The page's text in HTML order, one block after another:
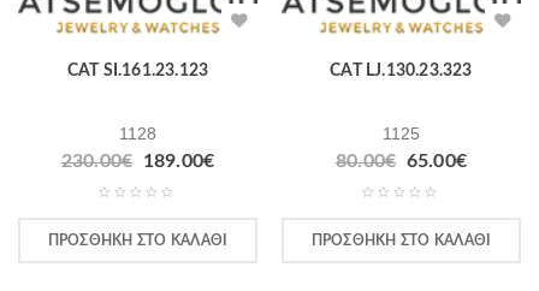
CAT SI.161.23.123
1128
230.00€ 189.00€
ΠΡΟΣΘΉΚΗ ΣΤΟ ΚΑΛΆΘΙ
CAT LJ.130.23.323
1125
80.00€ 65.00€
ΠΡΟΣΘΉΚΗ ΣΤΟ ΚΑΛΆΘΙ